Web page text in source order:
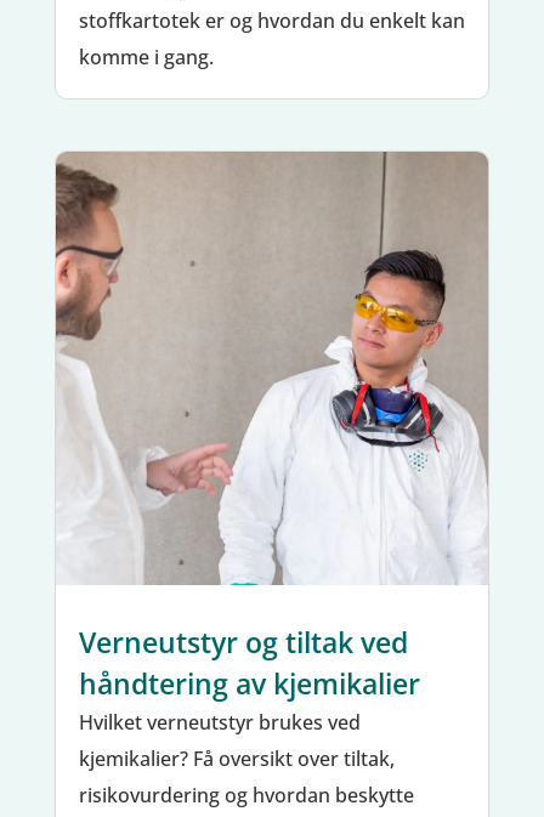
stoffkartotek er og hvordan du enkelt kan
komme i gang.
Verneutstyr og tiltak ved
håndtering av kjemikalier
Hvilket verneutstyr brukes ved
kjemikalier? Få oversikt over tiltak,
risikovurdering og hvordan beskytte